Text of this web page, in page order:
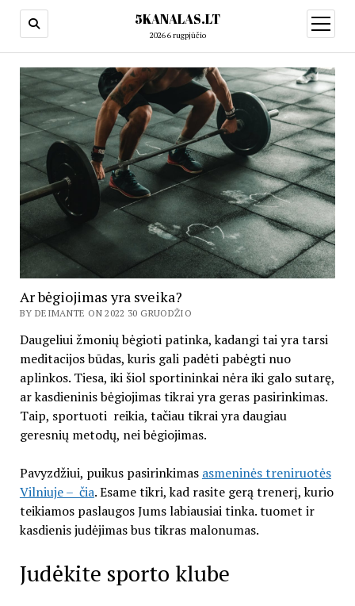
5KANALAS.LT
2026 6 rugpjūčio
open
menu
Ar bėgiojimas yra sveika?
BY DEIMANTE ON 2022 30 GRUODŽIO
Daugeliui žmonių bėgioti patinka, kadangi tai yra tarsi
meditacijos būdas, kuris gali padėti pabėgti nuo
aplinkos. Tiesa, iki šiol sportininkai nėra iki galo sutarę,
ar kasdieninis bėgiojimas tikrai yra geras pasirinkimas.
Taip, sportuoti reikia, tačiau tikrai yra daugiau
geresnių metodų, nei bėgiojimas.
Pavyzdžiui, puikus pasirinkimas asmeninės treniruotės
Vilniuje – čia. Esame tikri, kad rasite gerą trenerį, kurio
teikiamos paslaugos Jums labiausiai tinka. tuomet ir
kasdienis judėjimas bus tikras malonumas.
Judėkite sporto klube